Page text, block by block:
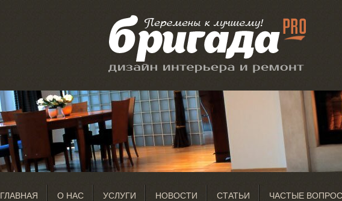
ГЛАВНАЯ О НАС УСЛУГИ НОВОСТИ СТАТЬИ ЧАСТЫЕ